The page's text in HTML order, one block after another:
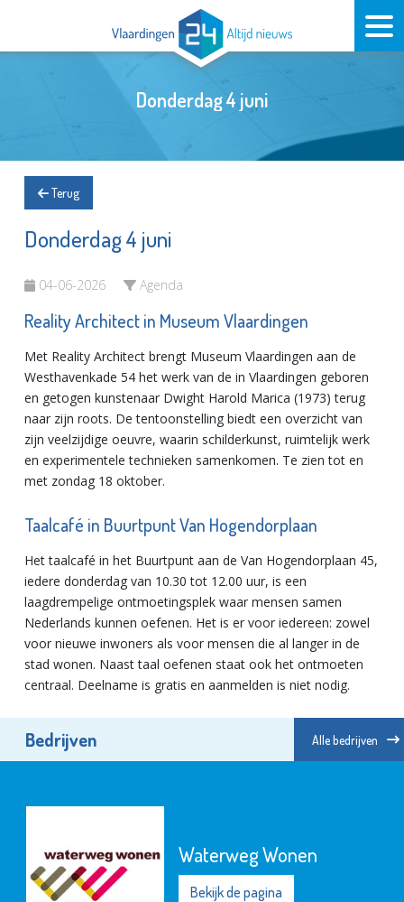
Donderdag 4 juni
Terug
Donderdag 4 juni
04-06-2026 Agenda
Reality Architect in Museum Vlaardingen
Met Reality Architect brengt Museum Vlaardingen aan de
Westhavenkade 54 het werk van de in Vlaardingen geboren
en getogen kunstenaar Dwight Harold Marica (1973) terug
naar zijn roots. De tentoonstelling biedt een overzicht van
zijn veelzijdige oeuvre, waarin schilderkunst, ruimtelijk werk
en experimentele technieken samenkomen. Te zien tot en
met zondag 18 oktober.
Taalcafé in Buurtpunt Van Hogendorplaan
Het taalcafé in het Buurtpunt aan de Van Hogendorplaan 45,
iedere donderdag van 10.30 tot 12.00 uur, is een
laagdrempelige ontmoetingsplek waar mensen samen
Nederlands kunnen oefenen. Het is er voor iedereen: zowel
voor nieuwe inwoners als voor mensen die al langer in de
stad wonen. Naast taal oefenen staat ook het ontmoeten
centraal. Deelname is gratis en aanmelden is niet nodig.
Bedrijven Alle bedrijven
Waterweg Wonen
Bekijk de pagina